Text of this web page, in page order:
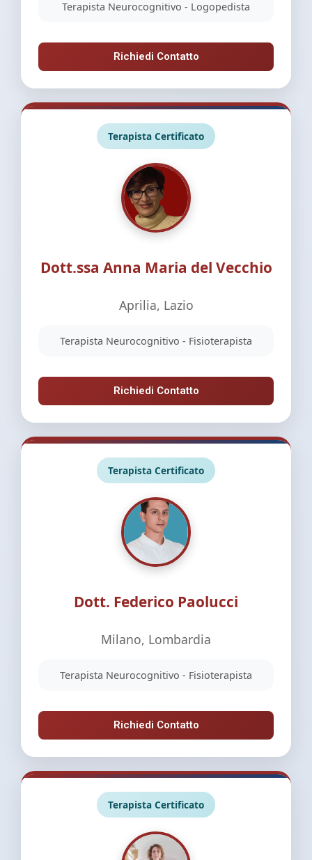
Terapista Neurocognitivo - Logopedista
Richiedi Contatto
Terapista Certificato
Dott.ssa Anna Maria del Vecchio
Aprilia, Lazio
Terapista Neurocognitivo - Fisioterapista
Richiedi Contatto
Terapista Certificato
Dott. Federico Paolucci
Milano, Lombardia
Terapista Neurocognitivo - Fisioterapista
Richiedi Contatto
Terapista Certificato